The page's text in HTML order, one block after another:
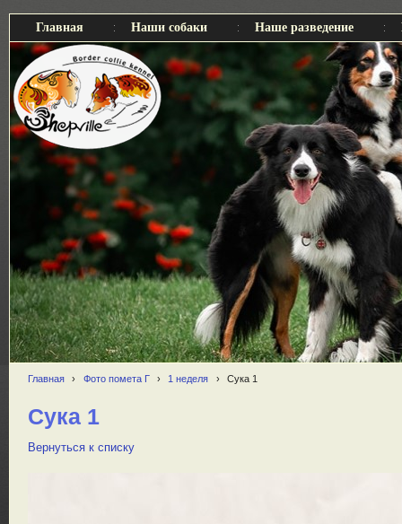
Главная Наши собаки Наше разведение
Главная › Фото помета Г › 1 неделя › Сука 1
Сука 1
Вернуться к списку